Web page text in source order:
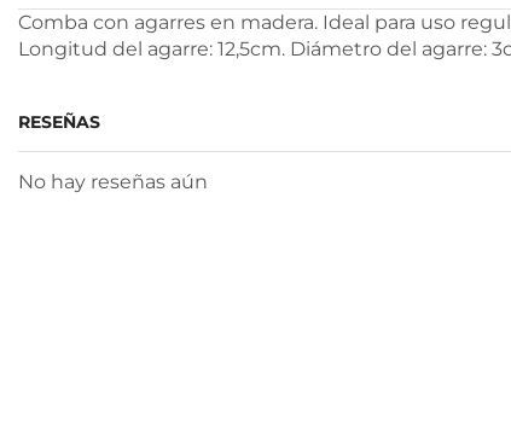
Comba con agarres en madera. Ideal para uso
Longitud del agarre: 12,5cm. Diámetro del agarre:
RESEÑAS
No hay reseñas aún